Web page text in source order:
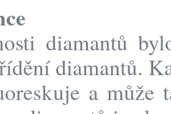
diamantů
diamantů.
a může